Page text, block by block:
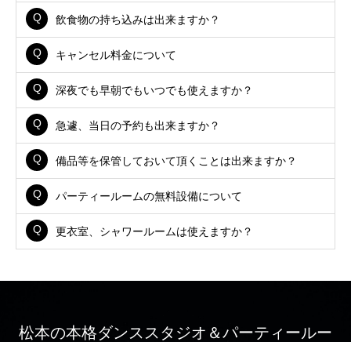
飲食物の持ち込みは出来ますか？
キャンセル料金について
深夜でも早朝でもいつでも使えますか？
急遽、当日の予約も出来ますか？
備品等を保管しておいて頂くことは出来ますか？
パーティールームの無料設備について
更衣室、シャワールームは使えますか？
松本の本格ダンススタジオ＆パーティールー